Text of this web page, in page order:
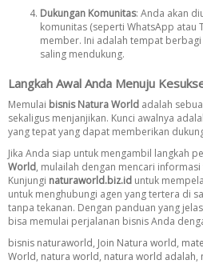
Dukungan Komunitas: Anda akan
komunitas (seperti WhatsApp atau
member. Ini adalah tempat
saling mendukung.
Langkah Awal Anda Menuju
Memulai bisnis Natura World adalah
sekaligus menjanjikan. Kunci awalnya
yang tepat yang dapat memberikan
Jika Anda siap untuk mengambil langkah
World, mulailah dengan mencari
Kunjungi naturaworld.biz.id untuk
untuk menghubungi agen yang tertera di
tanpa tekanan. Dengan panduan yang
bisa memulai perjalanan bisnis Anda
bisnis naturaworld, Join Natura world,
World, natura world, natura world adalah,